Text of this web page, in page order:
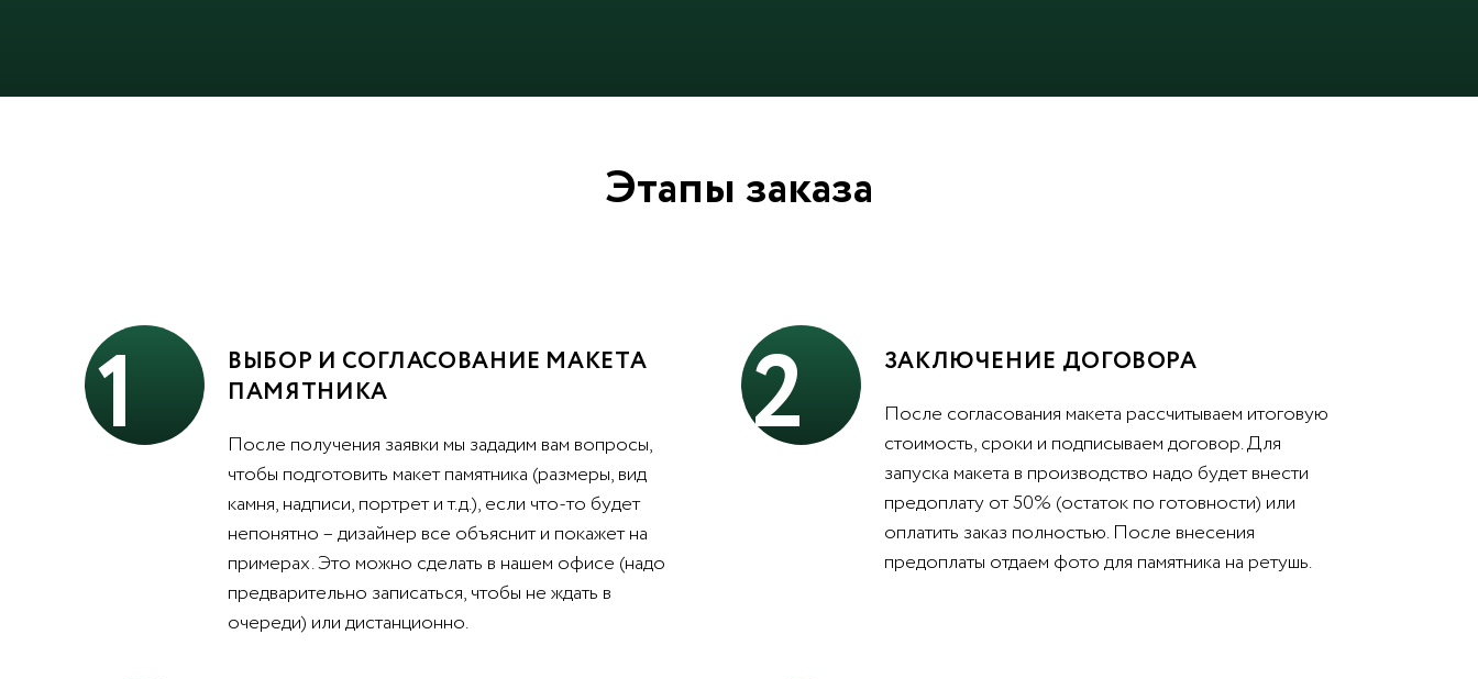
Этапы заказа
1
ВЫБОР И СОГЛАСОВАНИЕ МАКЕТА
ПАМЯТНИКА
После получения заявки мы зададим вам вопросы,
чтобы подготовить макет памятника (размеры, вид
камня, надписи, портрет и т.д.), если что-то будет
непонятно – дизайнер все объяснит и покажет на
примерах. Это можно сделать в нашем офисе (надо
предварительно записаться, чтобы не ждать в
очереди) или дистанционно.
2 ЗАКЛЮЧЕНИЕ ДОГОВОРА
После согласования макета рассчитываем итоговую
стоимость, сроки и подписываем договор. Для
запуска макета в производство надо будет внести
предоплату от 50% (остаток по готовности) или
оплатить заказ полностью. После внесения
предоплаты отдаем фото для памятника на ретушь.